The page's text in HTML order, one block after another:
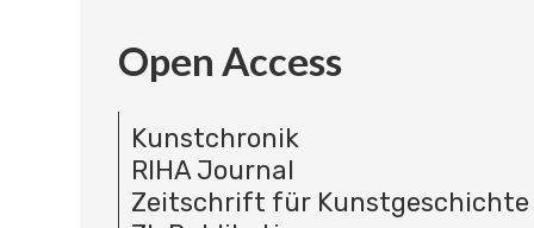
Open Access
Kunstchronik
RIHA Journal
Zeitschrift für Kunstgeschichte